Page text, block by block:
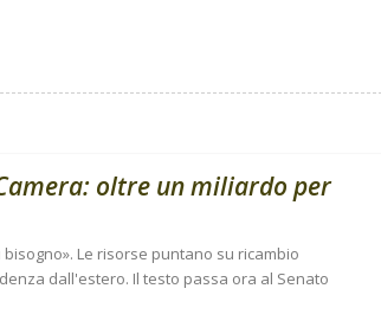
oltre un miliardo per
Le risorse puntano su ricambio
dall'estero. Il testo passa ora al Senato